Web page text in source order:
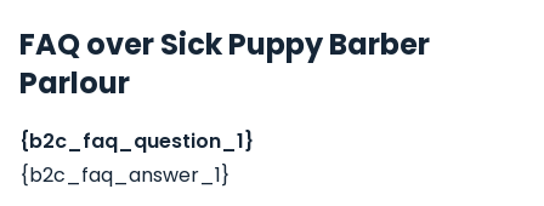
FAQ over Sick Puppy Barber
Parlour
{b2c_faq_question_1}
{b2c_faq_answer_1}